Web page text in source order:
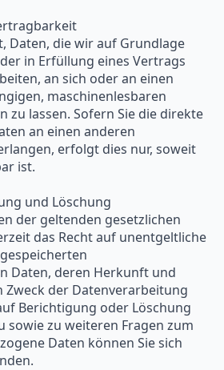
Daten, die wir auf Grundlage
in Erfüllung eines Vertrags
an sich oder an einen
maschinenlesbaren
zu lassen. Sofern Sie die direkte
an einen anderen
erfolgt dies nur, soweit
ist.
und Löschung
der geltenden gesetzlichen
das Recht auf unentgeltliche
Daten, deren Herkunft und
Zweck der Datenverarbeitung
Berichtigung oder Löschung
sowie zu weiteren Fragen zum
Daten können Sie sich